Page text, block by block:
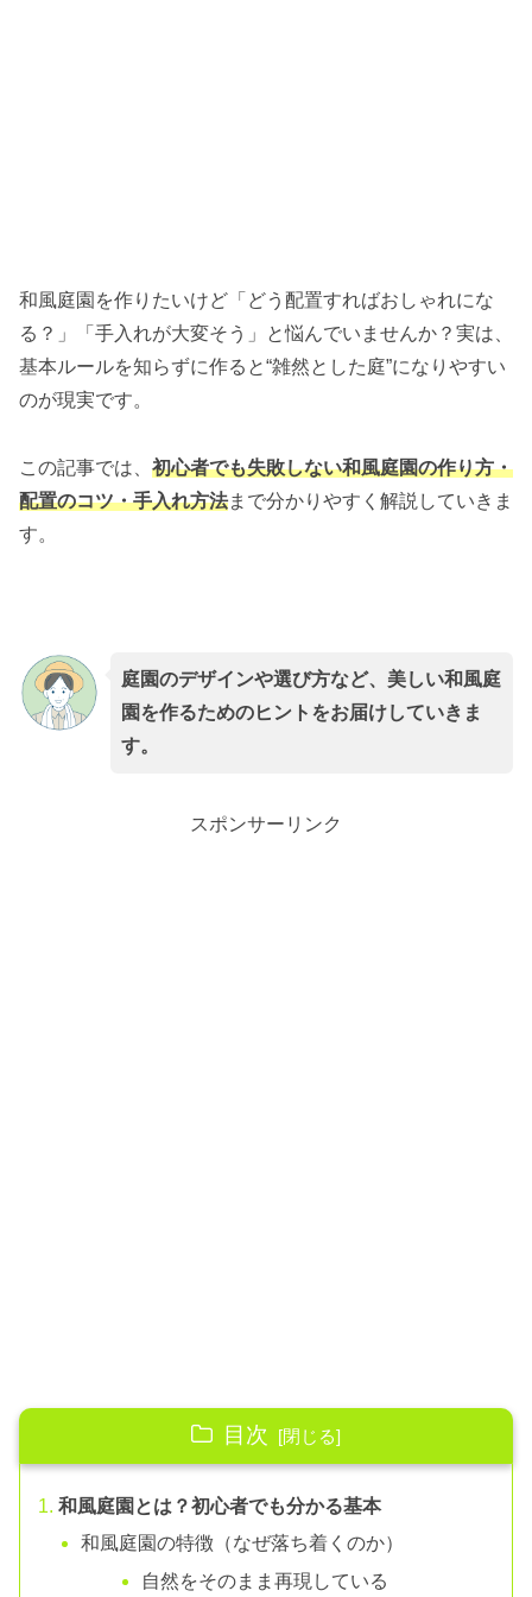
和風庭園を作りたいけど「どう配置すればおしゃれにな
る？」「手入れが大変そう」と悩んでいませんか？実は、
基本ルールを知らずに作ると“雑然とした庭”になりやすい
のが現実です。
この記事では、 初心者でも失敗しない和風庭園の作り方・
配置のコツ・手入れ方法まで分かりやすく解説していきま
す。
庭園のデザインや選び方など、美しい和風庭
園を作るためのヒントをお届けしていきま
す。
スポンサーリンク
目次
和風庭園とは？初心者でも分かる基本
和風庭園の特徴（なぜ落ち着くのか）
自然をそのまま再現している